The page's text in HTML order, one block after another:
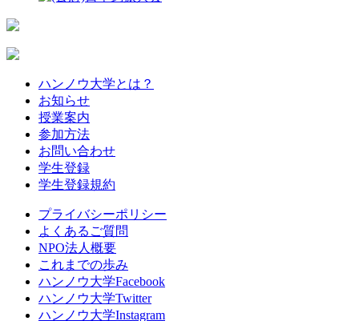
ハンノウ大学とは？
お知らせ
授業案内
参加方法
お問い合わせ
学生登録
学生登録規約
プライバシーポリシー
よくあるご質問
NPO法人概要
これまでの歩み
ハンノウ大学Facebook
ハンノウ大学Twitter
ハンノウ大学Instagram